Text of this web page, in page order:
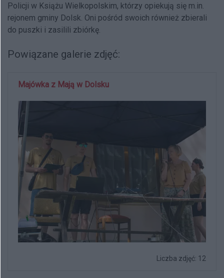
Policji w Książu Wielkopolskim, którzy opiekują się m.in.
rejonem gminy Dolsk. Oni pośród swoich również zbierali
do puszki i zasilili zbiórkę.
Powiązane galerie zdjęć:
Majówka z Mają w Dolsku
Liczba zdjęć: 12